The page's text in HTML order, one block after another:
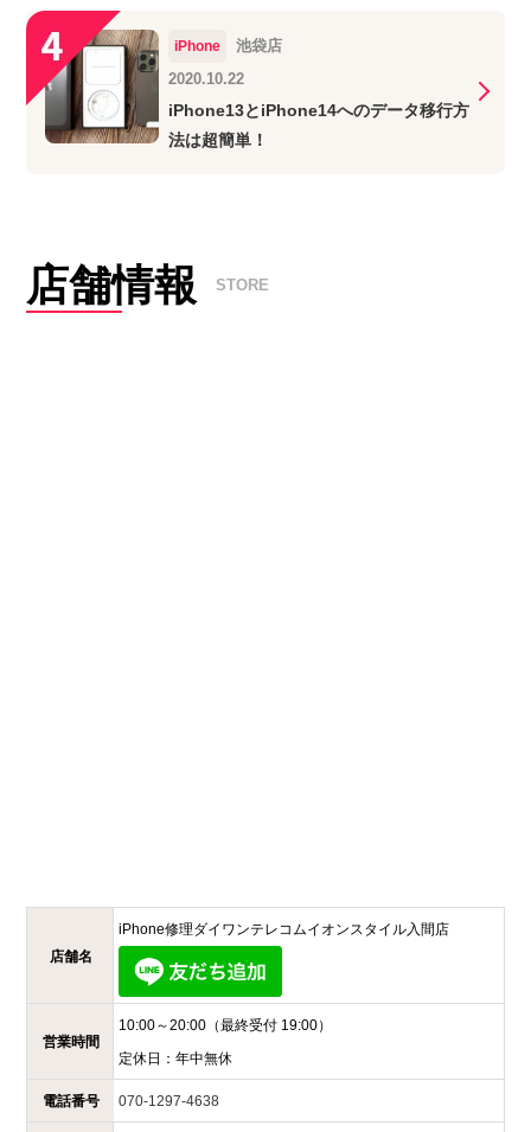
iPhone
池袋店
2020.10.22
iPhone13とiPhone14へのデータ移行方
法は超簡単！
店舗情報 STORE
店舗名
iPhone修理ダイワンテレコムイオンスタイル入間店
営業時間
10:00～20:00（最終受付 19:00）
定休日： 年中無休
電話番号 070-1297-4638